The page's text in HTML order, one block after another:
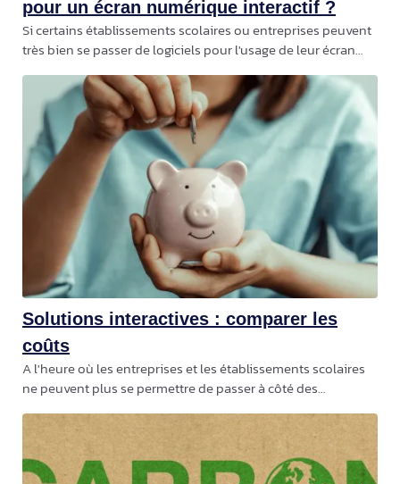
pour un écran numérique interactif ?
Si certains établissements scolaires ou entreprises peuvent
très bien se passer de logiciels pour l'usage de leur écran
reste à la
Solutions interactives : comparer les
coûts
A l'heure où les entreprises et les établissements scolaires
ne peuvent plus se permettre de passer à côté des
comparer les différentes